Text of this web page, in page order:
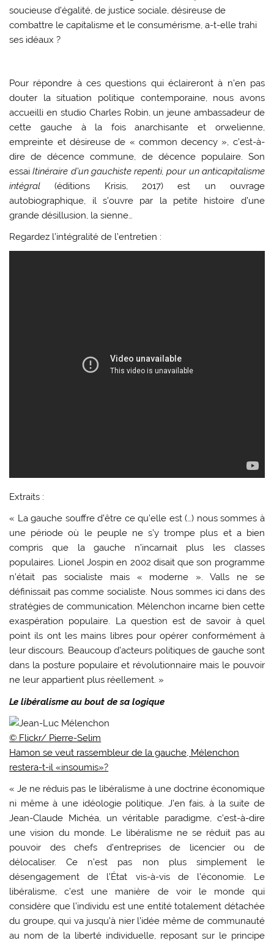
soucieuse d’égalité, de justice sociale, désireuse de
combattre le capitalisme et le consumérisme, a-t-elle trahi
ses idéaux ?
Pour répondre à ces questions qui éclaireront à n’en pas
douter la situation politique contemporaine, nous avons
accueilli en studio Charles Robin, un jeune ambassadeur de
cette gauche à la fois anarchisante et orwelienne,
empreinte et désireuse de « common decency », c’est-à-
dire de décence commune, de décence populaire. Son
essaiItinéraire d’un gauchiste repenti, pour un anticapitalisme
intégral(éditions Krisis, 2017) est un ouvrage
autobiographique, il s’ouvre par la petite histoire d’une
grande désillusion, la sienne…
Regardez l’intégralité de l’entretien :
Extraits :
« La gauche souffre d’être ce qu’elle est (…) nous sommes à
une période où le peuple ne s’y trompe plus et a bien
compris que la gauche n’incarnait plus les classes
populaires. Lionel Jospin en 2002 disait que son programme
n’était pas socialiste mais « moderne ». Valls ne se
définissait pas comme socialiste. Nous sommes ici dans des
stratégies de communication. Mélenchon incarne bien cette
exaspération populaire. La question est de savoir à quel
point ils ont les mains libres pour opérer conformément à
leur discours. Beaucoup d’acteurs politiques de gauche sont
dans la posture populaire et révolutionnaire mais le pouvoir
ne leur appartient plus réellement. »
Le libéralisme au bout de sa logique
© Flickr/ Pierre-Selim
Hamon se veut rassembleur de la gauche, Mélenchon
restera-t-il «insoumis»?
« Je ne réduis pas le libéralisme à une doctrine économique
ni même à une idéologie politique. J’en fais, à la suite de
Jean-Claude Michéa, un véritable paradigme, c’est-à-dire
une vision du monde. Le libéralisme ne se réduit pas au
pouvoir des chefs d’entreprises de licencier ou de
délocaliser. Ce n’est pas non plus simplement le
désengagement de l’État vis-à-vis de l’économie. Le
libéralisme, c’est une manière de voir le monde qui
considère que l’individu est une entité totalement détachée
du groupe, qui va jusqu’à nier l’idée même de communauté
au nom de la liberté individuelle, reposant sur le principe